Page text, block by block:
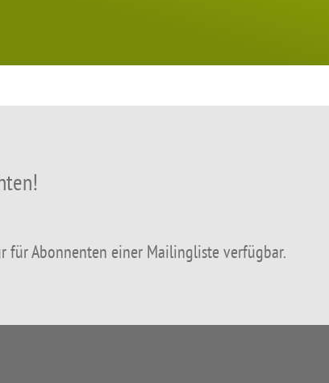
für Abonnenten einer Mailingliste verfügbar.